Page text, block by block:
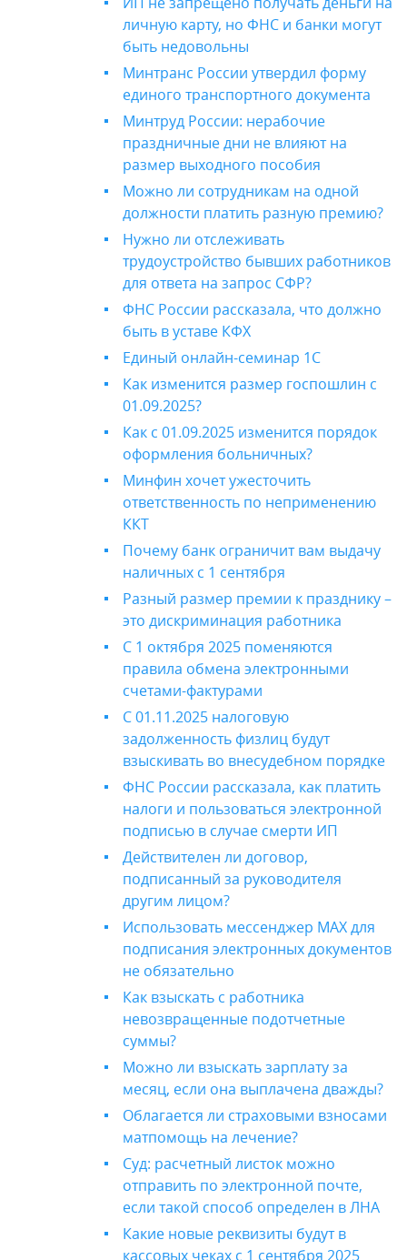
личную карту, но ФНС и банки могут
быть недовольны
Минтранс России утвердил форму
единого транспортного документа
Минтруд России: нерабочие
праздничные дни не влияют на
размер выходного пособия
Можно ли сотрудникам на одной
должности платить разную премию?
Нужно ли отслеживать
трудоустройство бывших работников
для ответа на запрос СФР?
ФНС России рассказала, что должно
быть в уставе КФХ
Единый онлайн-семинар 1С
Как изменится размер госпошлин с
01.09.2025?
Как с 01.09.2025 изменится порядок
оформления больничных?
Минфин хочет ужесточить
ответственность по неприменению
ККТ
Почему банк ограничит вам выдачу
наличных с 1 сентября
Разный размер премии к празднику –
это дискриминация работника
С 1 октября 2025 поменяются
правила обмена электронными
счетами-фактурами
С 01.11.2025 налоговую
задолженность физлиц будут
взыскивать во внесудебном порядке
ФНС России рассказала, как платить
налоги и пользоваться электронной
подписью в случае смерти ИП
Действителен ли договор,
подписанный за руководителя
другим лицом?
Использовать мессенджер MAX для
подписания электронных документов
не обязательно
Как взыскать с работника
невозвращенные подотчетные
суммы?
Можно ли взыскать зарплату за
месяц, если она выплачена дважды?
Облагается ли страховыми взносами
матпомощь на лечение?
Суд: расчетный листок можно
отправить по электронной почте,
если такой способ определен в ЛНА
Какие новые реквизиты будут в
кассовых чеках с 1 сентября 2025